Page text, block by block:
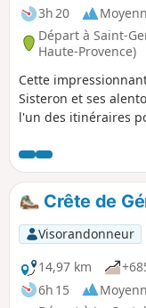
3h 20
Départ à Saint-
Haute-Provence)
Cette
Sisteron et ses
l'un des itinéraires
la vallée du Sasse et
Crête de
Visorandonneur
14,97 km
6h 15